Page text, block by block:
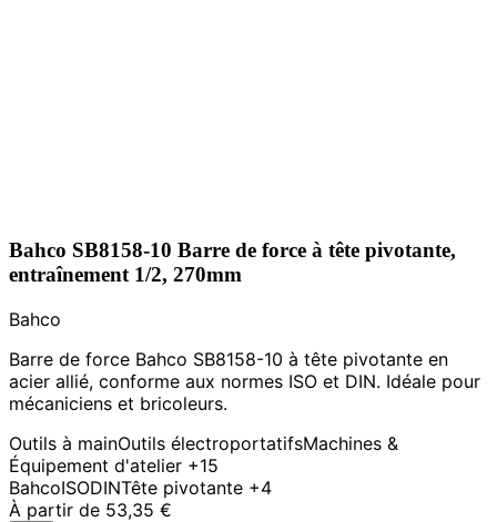
Bahco SB8158-10 Barre de force à tête pivotante,
entraînement 1/2, 270mm
Bahco
Barre de force Bahco SB8158-10 à tête pivotante en
acier allié, conforme aux normes ISO et DIN. Idéale pour
mécaniciens et bricoleurs.
Outils à mainOutils électroportatifsMachines &
Équipement d'atelier +15
BahcoISODINTête pivotante +4
À partir de 53,35 €